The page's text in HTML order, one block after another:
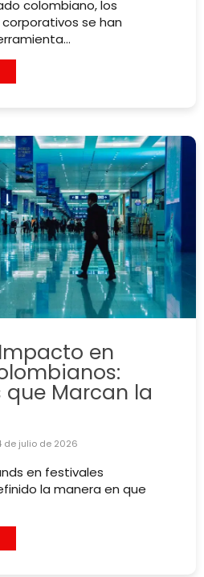
colombiano, los
se han
en
que Marcan la
de julio de 2026
en festivales
la manera en que